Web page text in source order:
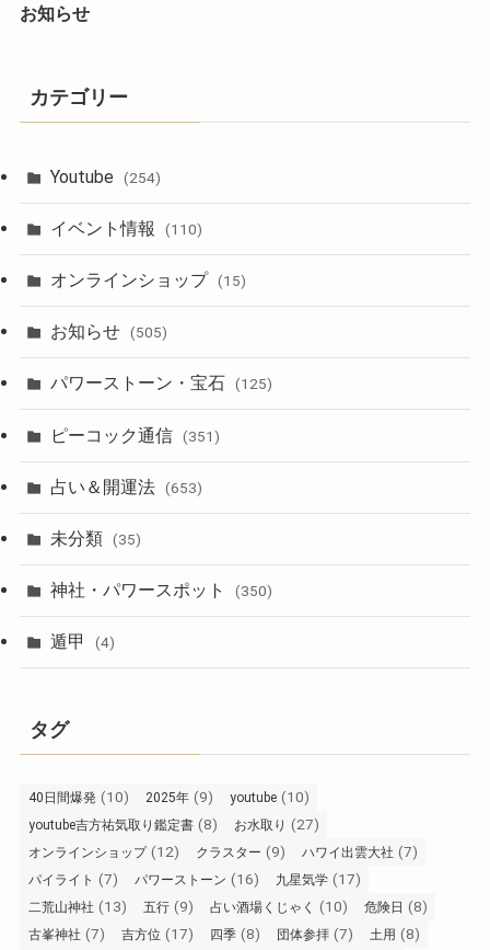
お知らせ
カテゴリー
Youtube (254)
イベント情報 (110)
オンラインショップ (15)
お知らせ (505)
パワーストーン・宝石 (125)
ピーコック通信 (351)
占い＆開運法 (653)
未分類 (35)
神社・パワースポット (350)
遁甲 (4)
タグ
40日間爆発 (10) 2025年 (9) youtube (10)
youtube吉方祐気取り鑑定書 (8) お水取り (27)
オンラインショップ(12) クラスター (9) ハワイ出雲大社 (7)
パイライト (7) パワーストーン (16) 九星気学 (17)
二荒山神社 (13) 五行 (9) 占い酒場くじゃく (10) 危険日 (8)
古峯神社 (7) 吉方位 (17) 四季 (8) 団体参拝 (7) 土用 (8)